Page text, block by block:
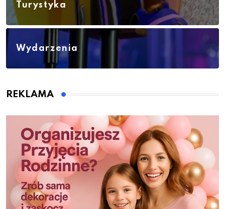
Turystyka
Wydarzenia
REKLAMA